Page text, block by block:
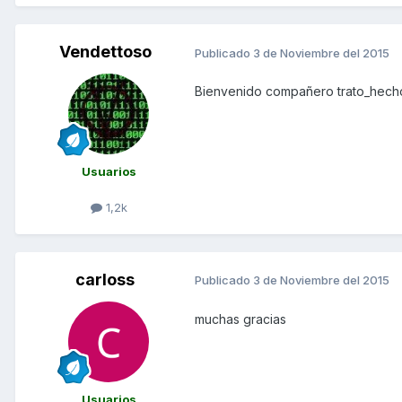
Vendettoso
Usuarios
1,2k
Publicado 3 de Noviembre del 2015
Bienvenido compañero
carloss
Usuarios
Publicado 3 de Noviembre del 2015
muchas gracias